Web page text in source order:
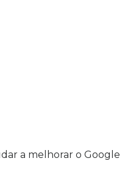
a melhorar o Google